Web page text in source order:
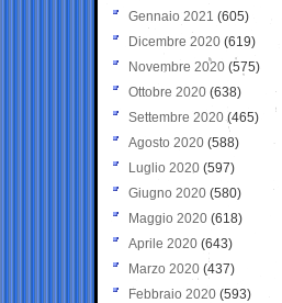
Gennaio 2021 (605)
Dicembre 2020 (619)
Novembre 2020 (575)
Ottobre 2020 (638)
Settembre 2020(465)
Agosto 2020 (588)
Luglio 2020 (597)
Giugno 2020 (580)
Maggio 2020 (618)
Aprile 2020 (643)
Marzo 2020 (437)
Febbraio 2020 (593)